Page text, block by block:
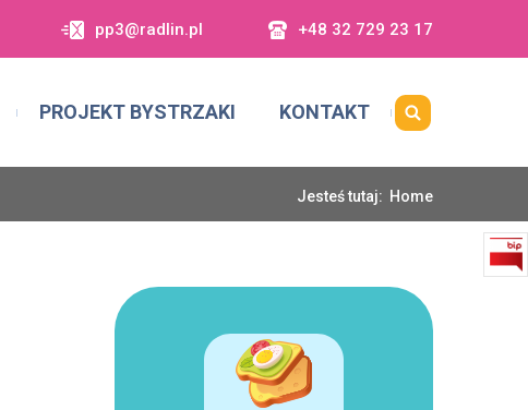
pp3@radlin.pl +48 32 729 23 17
PROJEKT BYSTRZAKI KONTAKT
Jesteś tutaj: Home